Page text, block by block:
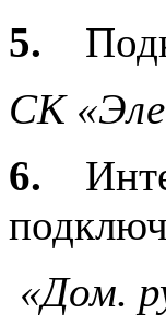
5.
СК
6.
«Дом.